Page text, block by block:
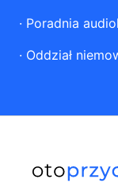
· Poradnia
· Oddział